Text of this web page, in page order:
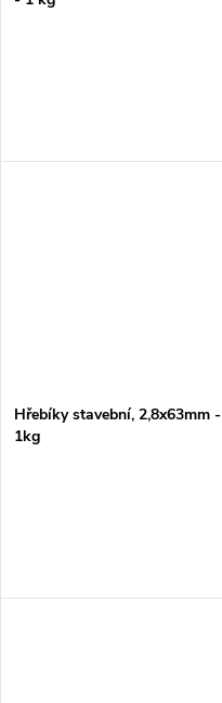
Hřebíky stavební, 2,8x63mm -
1kg